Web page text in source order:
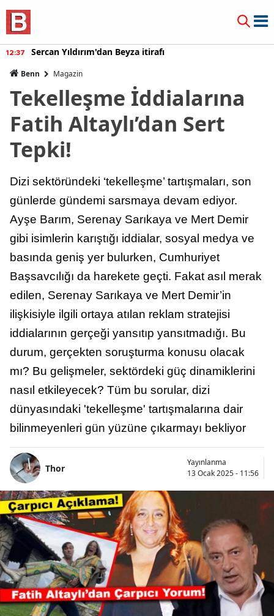
12:37 Sercan Yıldırım'dan Beyza itirafı
Benn Magazin
Tekelleşme İddialarına
Fatih Altaylı’dan Sert
Tepki!
Dizi sektöründeki ‘tekelleşme’ tartışmaları, son
günlerde gündemi sarsmaya devam ediyor.
Ayşe Barım, Serenay Sarıkaya ve Mert Demir
gibi isimlerin karıştığı iddialar, sosyal medya ve
basında geniş yer bulurken, Cumhuriyet
Başsavcılığı da harekete geçti. Fakat asıl merak
edilen, Serenay Sarıkaya ve Mert Demir’in
ilişkisiyle ilgili ortaya atılan reklam stratejisi
iddialarının gerçeği yansıtıp yansıtmadığı. Bu
durum, gerçekten soruşturma konusu olacak
mı? Bu gelişmeler, sektördeki güç dinamiklerini
nasıl etkileyecek? Tüm bu sorular, dizi
dünyasındaki 'tekelleşme' tartışmalarına dair
bilinmeyenleri gün yüzüne çıkarmayı bekliyor
Thor
Yayınlanma
13 Ocak 2025 - 11:56